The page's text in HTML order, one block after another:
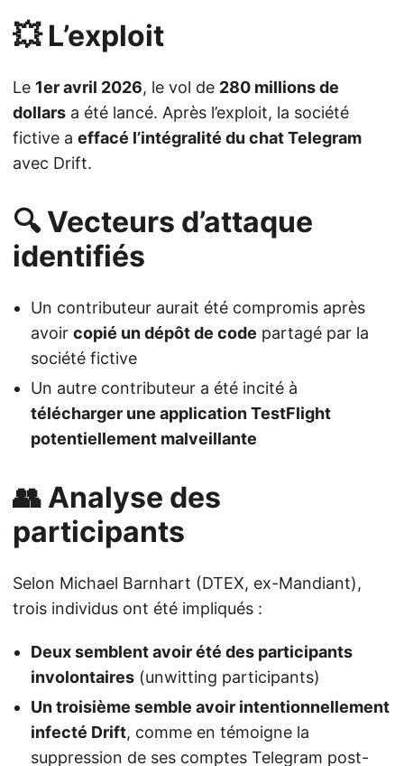
💥 L’exploit
Le 1er avril 2026, le vol de 280 millions de
dollars a été lancé. Après l’exploit, la société
fictive a effacé l’intégralité du chat Telegram
avec Drift.
🔍 Vecteurs d’attaque
identifiés
Un contributeur aurait été compromis après
avoir copié un dépôt de code partagé par la
société fictive
Un autre contributeur a été incité à
télécharger une application TestFlight
potentiellement malveillante
👥 Analyse des
participants
Selon Michael Barnhart (DTEX, ex-Mandiant),
trois individus ont été impliqués :
Deux semblent avoir été des participants
involontaires (unwitting participants)
Un troisième semble avoir intentionnellement
infecté Drift, comme en témoigne la
suppression de ses comptes Telegram post-